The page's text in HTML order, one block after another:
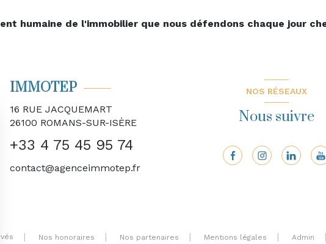
humaine de l'immobilier que nous défendons chaque jour
IMMOTEP
16 RUE JACQUEMART
26100 ROMANS-SUR-ISÈRE
+33 4 75 45 95 74
contact@agenceimmotep.fr
NOS RÉSEAUX
Nous suivre
Nos honoraires Nos partenaires Mentions légales Admin